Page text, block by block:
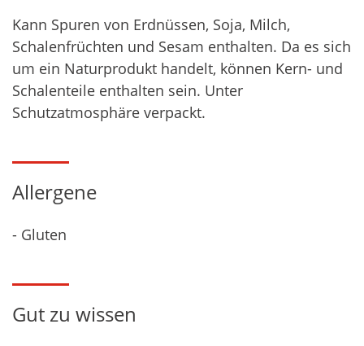
Kann Spuren von Erdnüssen, Soja, Milch,
Schalenfrüchten und Sesam enthalten. Da es sich
um ein Naturprodukt handelt, können Kern- und
Schalenteile enthalten sein. Unter
Schutzatmosphäre verpackt.
Allergene
- Gluten
Gut zu wissen